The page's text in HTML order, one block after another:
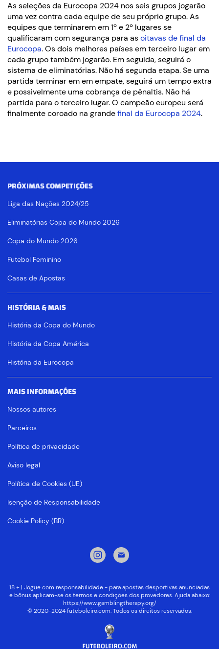
As seleções da Eurocopa 2024 nos seis grupos jogarão
uma vez contra cada equipe de seu próprio grupo. As
equipes que terminarem em 1º e 2º lugares se
qualificaram com segurança para asoitavas de final da
Eurocopa. Os dois melhores países em terceiro lugar em
cada grupo também jogarão. Em seguida, seguirá o
sistema de eliminatórias. Não há segunda etapa. Se uma
partida terminar em em empate, seguirá um tempo extra
e possivelmente uma cobrança de pênaltis. Não há
partida para o terceiro lugar. O campeão europeu será
finalmente coroado na grandefinal da Eurocopa 2024.
PRÓXIMAS COMPETIÇÕES
Liga das Nações 2024/25
Eliminatórias Copa do Mundo 2026
Copa do Mundo 2026
Futebol Feminino
Casas de Apostas
HISTÓRIA & MAIS
História da Copa do Mundo
História da Copa América
História da Eurocopa
MAIS INFORMAÇÕES
Nossos autores
Parceiros
Política de privacidade
Aviso legal
Política de Cookies (UE)
Isenção de Responsabilidade
Cookie Policy (BR)
18 + | Jogue com responsabilidade - para apostas desportivas anunciadas
e bônus aplicam-se os termos e condições dos provedores. Ajuda abaixo:
https://www.gamblingtherapy.org/
© 2020-2024 futeboleiro.com. Todos os direitos reservados.